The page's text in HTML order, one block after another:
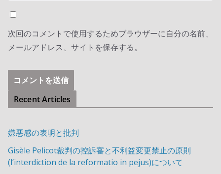
次回のコメントで使用するためブラウザーに自分の名前、
メールアドレス、サイトを保存する。
Recent Articles
嫌悪感の表明と批判
Gisèle Pelicot裁判の控訴審と不利益変更禁止の原則
(l’interdiction de la reformatio in pejus)について